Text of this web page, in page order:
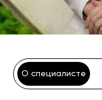
О специалисте